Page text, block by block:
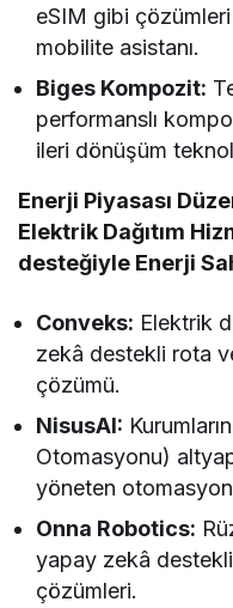
eSIM gibi
mobilite asistanı.
Biges Kompozit:
performanslı
ileri dönüşüm
Enerji Piyasası
Elektrik Dağıtım
desteğiyle Enerji
Conveks: Elektrik
zekâ destekli rota
çözümü.
NisusAI:
Otomasyonu)
yöneten
Onna Robotics:
yapay zekâ
çözümleri.